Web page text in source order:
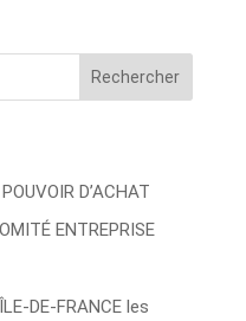
Rechercher
D’ACHAT
ENTREPRISE
DE-FRANCE les